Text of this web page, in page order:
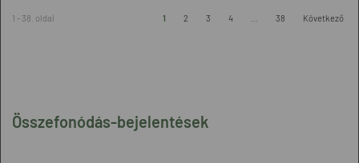
Összefonódás-bejelentések
1 - 38. oldal 1 2 3 4 38 Következő